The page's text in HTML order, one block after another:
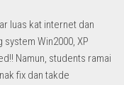
luas kat internet dan
Win2000, XP
Namun, students ramai
fix dan takde